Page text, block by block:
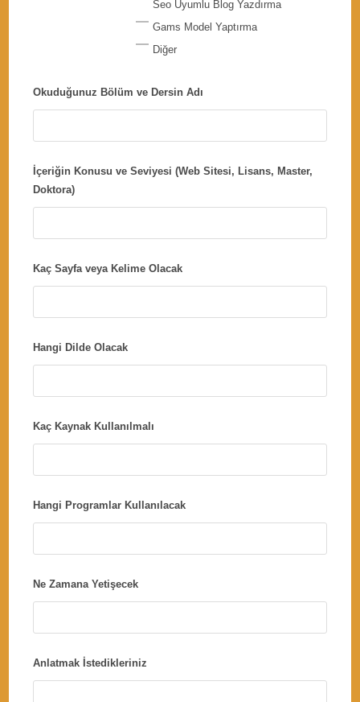
Seo Uyumlu Blog Yazdırma
Gams Model Yaptırma
Diğer
Okuduğunuz Bölüm ve Dersin Adı
İçeriğin Konusu ve Seviyesi (Web Sitesi, Lisans, Master,
Doktora)
Kaç Sayfa veya Kelime Olacak
Hangi Dilde Olacak
Kaç Kaynak Kullanılmalı
Hangi Programlar Kullanılacak
Ne Zamana Yetişecek
Anlatmak İstedikleriniz